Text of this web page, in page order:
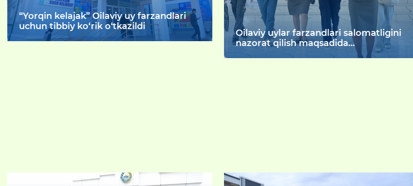
“Yorqin kelajak” Oilaviy uy farzandlari
uchun tibbiy ko‘rik o‘tkazildi
Oilaviy uylar farzandlari salomatligini
nazorat qilish maqsadida
chuqurlashtirilgan tibbiy ko‘rik o‘tkazildi.